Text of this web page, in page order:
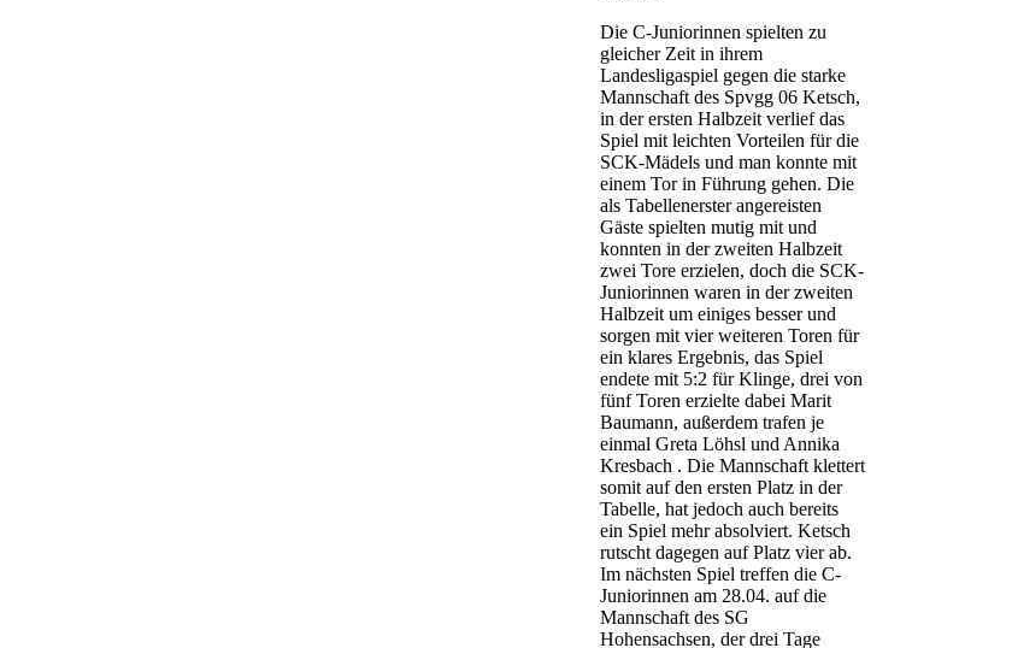
Die C-Juniorinnen spielten zu
gleicher Zeit in ihrem
Landesligaspiel gegen die starke
Mannschaft des Spvgg 06 Ketsch,
in der ersten Halbzeit verlief das
Spiel mit leichten Vorteilen für die
SCK-Mädels und man konnte mit
einem Tor in Führung gehen. Die
als Tabellenerster angereisten
Gäste spielten mutig mit und
konnten in der zweiten Halbzeit
zwei Tore erzielen, doch die SCK-
Juniorinnen waren in der zweiten
Halbzeit um einiges besser und
sorgen mit vier weiteren Toren für
ein klares Ergebnis, das Spiel
endete mit 5:2 für Klinge, drei von
fünf Toren erzielte dabei Marit
Baumann, außerdem trafen je
einmal Greta Löhsl und Annika
Kresbach . Die Mannschaft klettert
somit auf den ersten Platz in der
Tabelle, hat jedoch auch bereits
ein Spiel mehr absolviert. Ketsch
rutscht dagegen auf Platz vier ab.
Im nächsten Spiel treffen die C-
Juniorinnen am 28.04. auf die
Mannschaft des SG
Hohensachsen, der drei Tage